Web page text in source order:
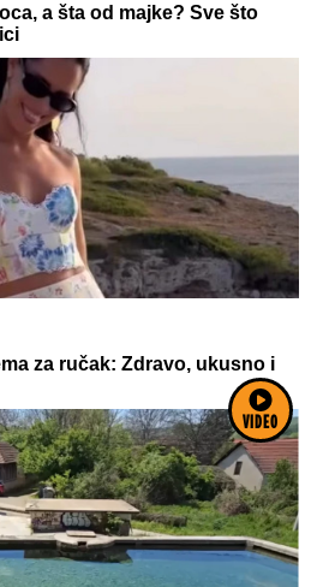
VIDEO
a šta od majke? Sve što
za ručak: Zdravo, ukusno i